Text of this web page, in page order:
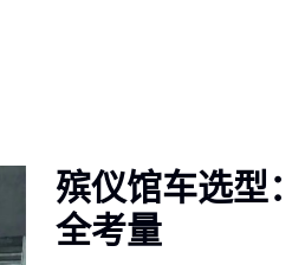
殡仪馆车选型
全考量